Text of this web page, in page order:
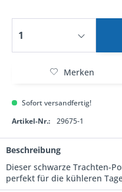
Merken
Sofort versandfertig!
Artikel-Nr.:
29675-1
Beschreibung
Dieser schwarze Trachten-
perfekt für die kühleren